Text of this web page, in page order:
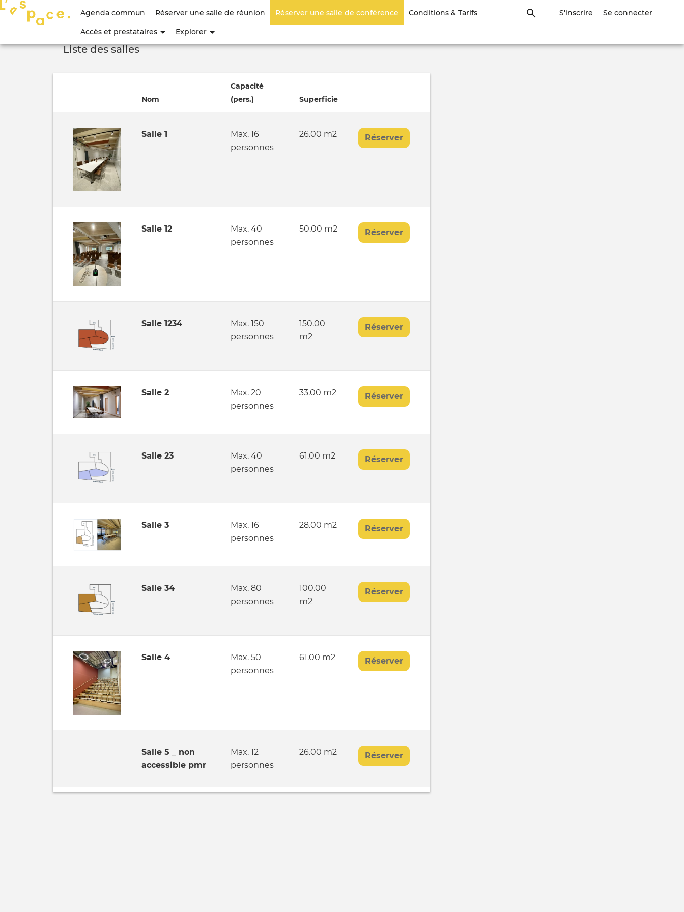
principal
Menu
compte
S'inscrire Se connecter
Agenda commun Réserver une salle de réunion Réserver une salle de conférence Conditions & Tarifs
Accès et prestataires Explorer
Liste des salles
Nom
Capacité
(pers.)
Superficie
Salle 1
Max. 16
personnes
26.00 m2 Réserver
Salle 12
Max. 40
personnes
50.00 m2 Réserver
Salle 1234
Max. 150
personnes
150.00
m2
Réserver
Salle 2
Max. 20
personnes
33.00 m2 Réserver
Salle 23
Max. 40
personnes
61.00 m2 Réserver
Salle 3
Max. 16
personnes
28.00 m2 Réserver
Salle 34
Max. 80
personnes
100.00
m2
Réserver
Salle 4
Max. 50
personnes
61.00 m2 Réserver
Salle 5 _ non
accessible pmr
Max. 12
personnes
26.00 m2 Réserver